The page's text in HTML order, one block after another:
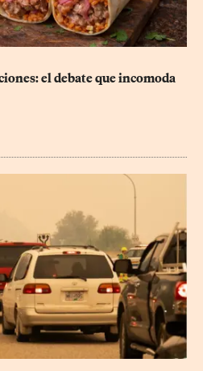
el debate que incomoda